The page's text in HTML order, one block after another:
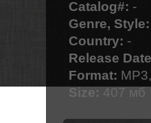
Catalog#: -
Genre, Style:
Country: -
Release
Format:
Size: 407 мб